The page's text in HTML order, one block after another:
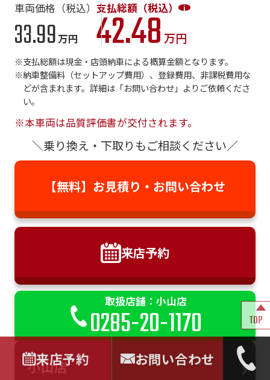
車両価格（税込）
33.99万円
支払総額（税込）
42.48 万円
支払総額は現金・店頭納車による概算金額となります。
納車整備料（セットアップ費用）、登録費用、非課税費用な
どが含まれます。詳細は「お問い合わせ」よりご依頼くださ
い。
※本車両は品質評価書が交付されます。
＼乗り換え・下取りもご相談ください／
【無料】お見積り・ お問い合わせ
来店予約
取扱店舗：小山店
0285-20-1170
小山店
来店予約 お問い合わせ
TOP